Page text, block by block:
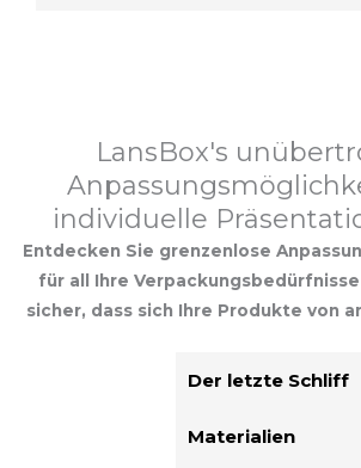
LansBox's
individuelle
Entdecken Sie grenzenlose
für all Ihre
sicher, dass sich Ihre Produkte von
Der letzte Schliff
Materialien